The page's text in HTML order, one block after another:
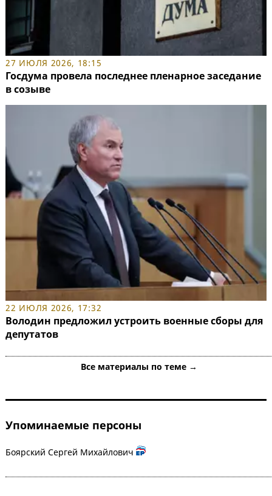
27 ИЮЛЯ 2026, 18:15
Госдума провела последнее пленарное заседание
в созыве
22 ИЮЛЯ 2026, 17:32
Володин предложил устроить военные сборы для
депутатов
Все материалы по теме →
Упоминаемые персоны
Боярский Сергей Михайлович